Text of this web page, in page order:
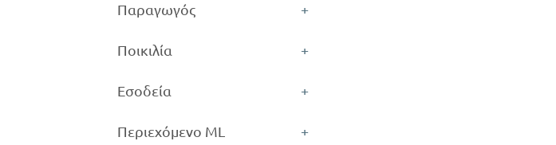
Παραγωγός +
Ποικιλία +
Εσοδεία +
Περιεχόμενο ML +